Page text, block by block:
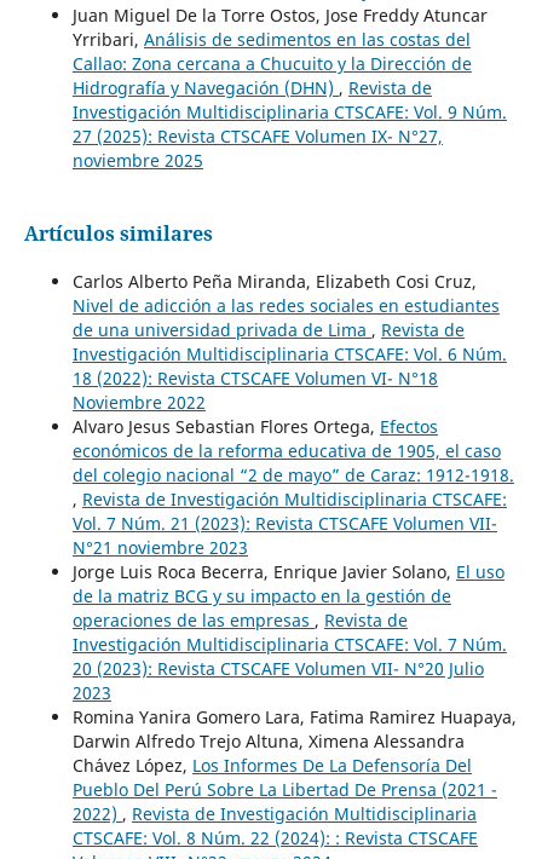
Juan Miguel De la Torre Ostos, Jose Freddy Atuncar
Yrribari, Análisis de sedimentos en las costas del
Callao: Zona cercana a Chucuito y la Dirección de
Hidrografía y Navegación (DHN) , Revista de
Investigación Multidisciplinaria CTSCAFE: Vol. 9 Núm.
27 (2025): Revista CTSCAFE Volumen IX- N°27,
noviembre 2025
Artículos similares
Carlos Alberto Peña Miranda, Elizabeth Cosi Cruz,
Nivel de adicción a las redes sociales en estudiantes
de una universidad privada de Lima , Revista de
Investigación Multidisciplinaria CTSCAFE: Vol. 6 Núm.
18 (2022): Revista CTSCAFE Volumen VI- N°18
Noviembre 2022
Alvaro Jesus Sebastian Flores Ortega, Efectos
económicos de la reforma educativa de 1905, el caso
del colegio nacional “2 de mayo” de Caraz: 1912-1918.
, Revista de Investigación Multidisciplinaria CTSCAFE:
Vol. 7 Núm. 21 (2023): Revista CTSCAFE Volumen VII-
N°21 noviembre 2023
Jorge Luis Roca Becerra, Enrique Javier Solano, El uso
de la matriz BCG y su impacto en la gestión de
operaciones de las empresas , Revista de
Investigación Multidisciplinaria CTSCAFE: Vol. 7 Núm.
20 (2023): Revista CTSCAFE Volumen VII- N°20 Julio
2023
Romina Yanira Gomero Lara, Fatima Ramirez Huapaya,
Darwin Alfredo Trejo Altuna, Ximena Alessandra
Chávez López, Los Informes De La Defensoría Del
Pueblo Del Perú Sobre La Libertad De Prensa (2021 -
2022) , Revista de Investigación Multidisciplinaria
CTSCAFE: Vol. 8 Núm. 22 (2024): : Revista CTSCAFE